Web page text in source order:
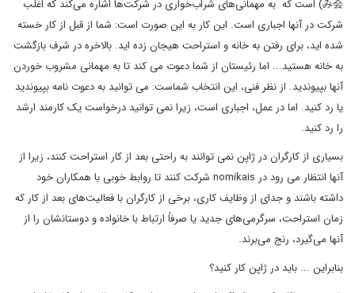
み会) است که به مهمانی‌های شراب‌خواری در شرکت‌ها اشاره می‌کند که اغلب
شرکت در آنها اجباری است. این کار به این صورت است: شما از قبل از کار خسته
شده اید، برای رفتن به خانه و استراحت هیجان زده اید. بالاخره در شرف بازگشت
به خانه هستید... اما رئیستان از شما دعوت می کند تا به مهمانی مشروب خوردن
آنها بپیوندید. از نظر فنی، این انتخاب شماست: می توانید به دعوت نامه بپیوندید
یا رد کنید. اما در عمل، اجباری است، زیرا نمی توانید درخواست یک کارمند ارشد
را رد کنید.
بسیاری از کارگران در ژاپن نمی توانند به راحتی بعد از کار استراحت کنند، زیرا از
آنها انتظار می رود در nomikais شرکت کنند تا روابط خوبی با همکاران خود
داشته باشند و جدای از وظایف کاری، برخی از کارگران با فعالیت‌های بعد از کار که
زمان استراحت، سرگرمی‌های جدید یا صرفاً ارتباط با خانواده و دوستانشان را از
آنها می‌گیرد، رنج می‌برند.
بنابراین ... باید در ژاپن کار کنید؟